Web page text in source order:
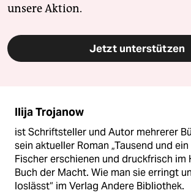
unsere Aktion.
Jetzt unterstützen
Ilija Trojanow
ist Schriftsteller und Autor mehrerer
sein aktueller Roman „Tausend und
Fischer erschienen und druckfrisch im
Buch der Macht. Wie man sie erringt
loslässt“ im Verlag Andere Bibliothek.